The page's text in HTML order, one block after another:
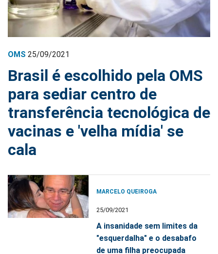
OMS 25/09/2021
Brasil é escolhido pela OMS
para sediar centro de
transferência tecnológica de
vacinas e 'velha mídia' se
cala
MARCELO QUEIROGA
25/09/2021
A insanidade sem limites da
"esquerdalha" e o desabafo
de uma filha preocupada